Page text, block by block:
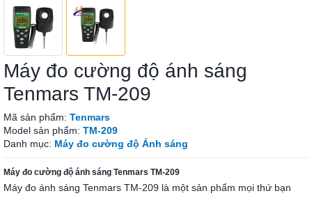
Máy đo cường độ ánh sáng
Tenmars TM-209
Mã sản phẩm: Tenmars
Model sản phẩm: TM-209
Danh mục: Máy đo cường độ Ánh sáng
Máy đo cường độ ánh sáng Tenmars TM-209
Máy đo ánh sáng Tenmars TM-209 là một sản phẩm mọi thứ bạn